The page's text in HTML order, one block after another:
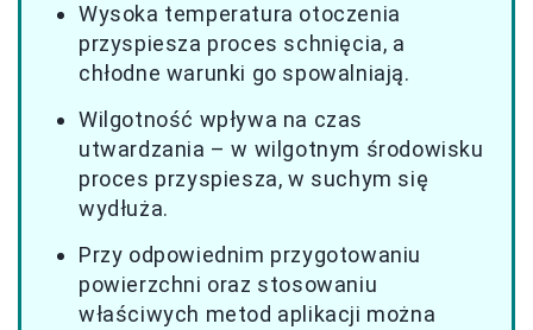
Wysoka temperatura otoczenia
przyspiesza proces schnięcia, a
chłodne warunki go spowalniają.
Wilgotność wpływa na czas
utwardzania – w wilgotnym środowisku
proces przyspiesza, w suchym się
wydłuża.
Przy odpowiednim przygotowaniu
powierzchni oraz stosowaniu
właściwych metod aplikacji można